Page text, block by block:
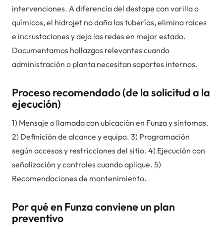
intervenciones. A diferencia del destape con varilla o
químicos, el hidrojet no daña las tuberías, elimina raíces
e incrustaciones y deja las redes en mejor estado.
Documentamos hallazgos relevantes cuando
administración o planta necesitan soportes internos.
Proceso recomendado (de la solicitud a la
ejecución)
1) Mensaje o llamada con ubicación en Funza y síntomas.
2) Definición de alcance y equipo. 3) Programación
según accesos y restricciones del sitio. 4) Ejecución con
señalización y controles cuando aplique. 5)
Recomendaciones de mantenimiento.
Por qué en Funza conviene un plan
preventivo